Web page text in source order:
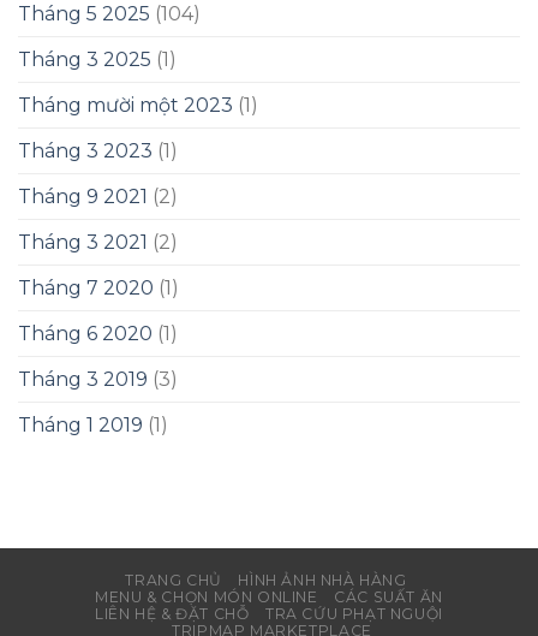
Tháng 5 2025 (104)
Tháng 3 2025 (1)
Tháng mười một 2023 (1)
Tháng 3 2023 (1)
Tháng 9 2021 (2)
Tháng 3 2021 (2)
Tháng 7 2020 (1)
Tháng 6 2020 (1)
Tháng 3 2019 (3)
Tháng 1 2019 (1)
TRANG CHỦ
HÌNH ẢNH NHÀ HÀNG
MENU & CHỌN MÓN ONLINE
CÁC SUẤT ĂN
LIÊN HỆ & ĐẶT CHỖ
TRA CỨU PHẠT NGUỘI
TRIPMAP MARKETPLACE